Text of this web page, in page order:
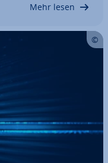
Mehr lesen